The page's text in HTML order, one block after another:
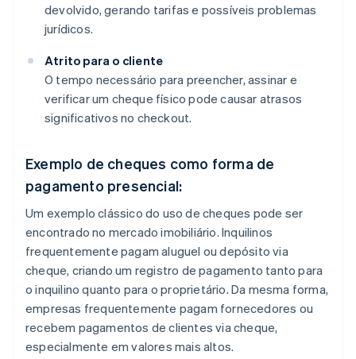
devolvido, gerando tarifas e possíveis problemas
jurídicos.
Atrito para o cliente
O tempo necessário para preencher, assinar e
verificar um cheque físico pode causar atrasos
significativos no checkout.
Exemplo de cheques como forma de
pagamento presencial:
Um exemplo clássico do uso de cheques pode ser
encontrado no mercado imobiliário. Inquilinos
frequentemente pagam aluguel ou depósito via
cheque, criando um registro de pagamento tanto para
o inquilino quanto para o proprietário. Da mesma forma,
empresas frequentemente pagam fornecedores ou
recebem pagamentos de clientes via cheque,
especialmente em valores mais altos.